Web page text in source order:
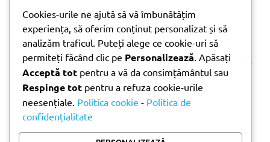
ARTICOLE RECENTE
Parchet laminat sau SPC? Diferențele care contează
Materiale pentru zidărie – avantajele fiecărei soluții
și când se folosesc
Ghid practic pentru alegerea vopselei lavabile
pentru fiecare încăpere
Produse indispensabile pentru lucrările de
Cookies-urile ne ajută să vă îmbunătățim
experiența, să oferim conținut personalizat și să
analizăm traficul. Puteți alege ce cookie-uri să
permiteți făcând clic pe Personalizează . Apăsați
Acceptă tot pentru a vă da consimțământul sau
Respinge tot pentru a refuza cookie-urile
neesențiale. Politica cookie - Politica de
confidențialitate